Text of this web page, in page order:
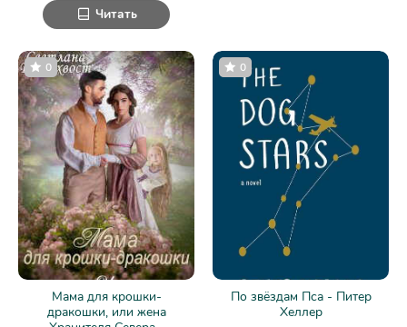
Читать
Мама для крошки-
дракошки, или жена
0
По звёздам Пса - Питер
Хеллер
0